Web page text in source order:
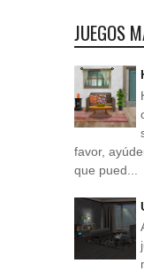
JUEGOS
favor,
que pued...